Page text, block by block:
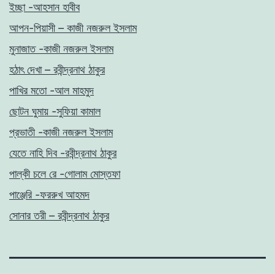
ইচ্ছা -আহসান হাবীব
আপন-পিয়াসী – কাজী নজরুল ইসলাম
মুনাজাত -কাজী নজরুল ইসলাম
হঠাৎ দেখা – রবীন্দ্রনাথ ঠাকুর
পাখির মতো -আল মাহমুদ
ছোটন ঘুমায় -সুফিয়া কামাল
প্রভাতী -কাজী নজরুল ইসলাম
যেতে নাহি দিব -রবীন্দ্রনাথ ঠাকুর
পাল্কী চলে রে -গোলাম মোস্তফা
পাঞ্জেরি -ফররুখ আহমদ
সোনার তরী – রবীন্দ্রনাথ ঠাকুর